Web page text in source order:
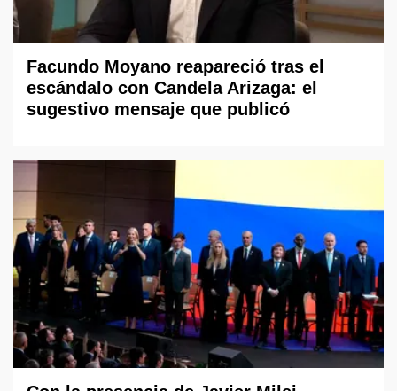
Facundo Moyano reapareció tras el
escándalo con Candela Arizaga: el
sugestivo mensaje que publicó